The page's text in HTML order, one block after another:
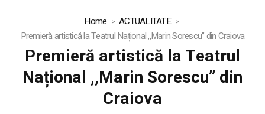
Home
ACTUALITATE
Premieră artistică la Teatrul Național ,,Marin Sorescu” din Craiova
Premieră artistică la Teatrul
Național ,,Marin Sorescu” din
Craiova